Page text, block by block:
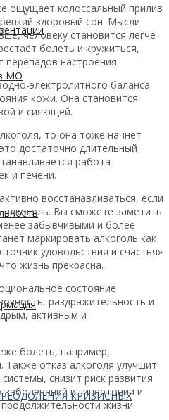
МО
КРИЗИСНЫХ
ощущает колоссальный прилив
здоровый сон. Мысли
человеку становится легче
болеть и кружиться,
перепадов настроения.
электролитного баланса
кожи. Она становится
и сияющей.
то она тоже начнёт
достаточно длительный
работа
и печени.
восстанавливаться, если
алкоголь. Вы сможете заметить
забывчивыми и более
маркировать алкоголь как
удовольствия и счастья»
жизнь прекрасна.
состояние
раздражительность и
активным и
болеть, например,
отказ алкоголя улучшит
снизит риск развития
заболеваний и гипертонии и
жизни